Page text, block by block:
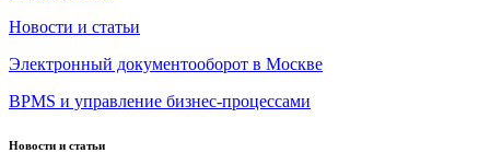
Новости и статьи
Электронный документооборот в Москве
BPMS и управление бизнес-процессами
Новости и статьи